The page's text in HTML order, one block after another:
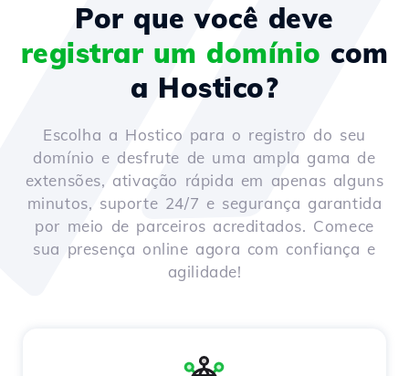
Por que você deve
registrar um domínio com
a Hostico?
Escolha a Hostico para o registro do seu
domínio e desfrute de uma ampla gama de
extensões, ativação rápida em apenas alguns
minutos, suporte 24/7 e segurança garantida
por meio de parceiros acreditados. Comece
sua presença online agora com confiança e
agilidade!